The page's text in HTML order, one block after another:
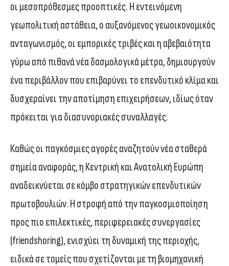
οι μεσοπρόθεσμες προοπτικές. Η εντεινόμενη
γεωπολιτική αστάθεια, ο αυξανόμενος γεωοικονομικός
ανταγωνισμός, οι εμπορικές τριβές και η αβεβαιότητα
γύρω από πιθανά νέα δασμολογικά μέτρα, δημιουργούν
ένα περιβάλλον που επιβαρύνει το επενδυτικό κλίμα και
δυσχεραίνει την αποτίμηση επιχειρήσεων, ιδίως όταν
πρόκειται για διασυνοριακές συναλλαγές.
Καθώς οι παγκόσμιες αγορές αναζητούν νέα σταθερά
σημεία αναφοράς, η Κεντρική και Ανατολική Ευρώπη
αναδεικνύεται σε κόμβο στρατηγικών επενδυτικών
πρωτοβουλιών. Η στροφή από την παγκοσμιοποίηση
προς πιο επιλεκτικές, περιφερειακές συνεργασίες
(friendshoring), ενισχύει τη δυναμική της περιοχής,
ειδικά σε τομείς που σχετίζονται με τη βιομηχανική